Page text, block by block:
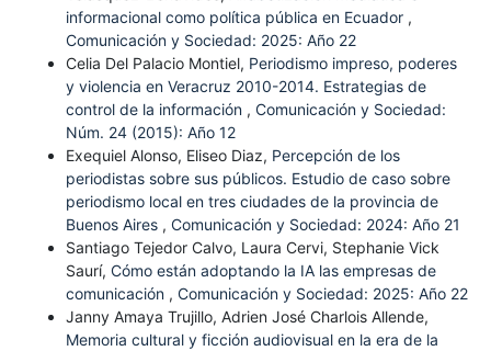
informacional como política pública en Ecuador ,
Comunicación y Sociedad: 2025: Año 22
Celia Del Palacio Montiel, Periodismo impreso, poderes
y violencia en Veracruz 2010-2014. Estrategias de
control de la información , Comunicación y Sociedad:
Núm. 24 (2015): Año 12
Exequiel Alonso, Eliseo Diaz, Percepción de los
periodistas sobre sus públicos. Estudio de caso sobre
periodismo local en tres ciudades de la provincia de
Buenos Aires , Comunicación y Sociedad: 2024: Año 21
Santiago Tejedor Calvo, Laura Cervi, Stephanie Vick
Saurí, Cómo están adoptando la IA las empresas de
comunicación , Comunicación y Sociedad: 2025: Año 22
Janny Amaya Trujillo, Adrien José Charlois Allende,
Memoria cultural y ficción audiovisual en la era de la